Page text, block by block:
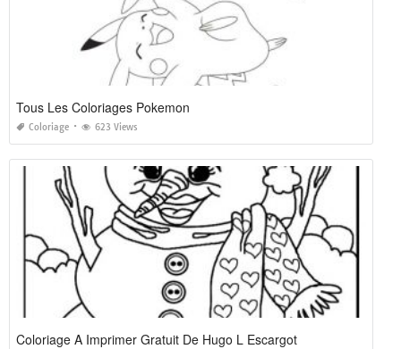
Tous Les Coloriages Pokemon
Coloriage 623 Views
Coloriage A Imprimer Gratuit De Hugo L Escargot